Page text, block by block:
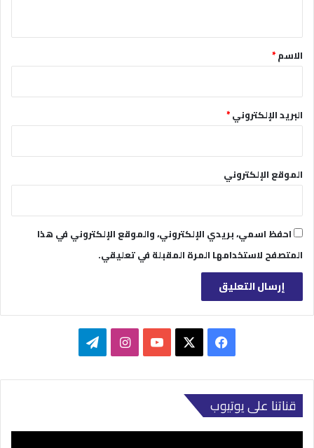
*الاسم*
البريد الإلكتروني*
الموقع الإلكتروني
احفظ اسمي، بريدي الإلكتروني، والموقع الإلكتروني في هذا
المتصفح لاستخدامها المرة المقبلة في تعليقي.
فيسبوك ‫YouTubeانستقرامتيلقرام
قناتنا على يوتيوب